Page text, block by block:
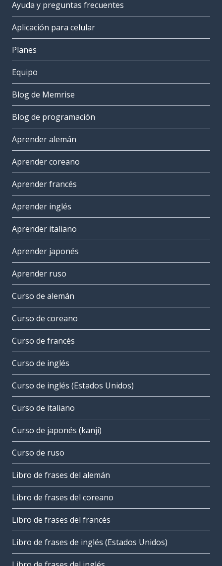
Ayuda y preguntas frecuentes
Aplicación para celular
Planes
Equipo
Blog de Memrise
Blog de programación
Aprender alemán
Aprender coreano
Aprender francés
Aprender inglés
Aprender italiano
Aprender japonés
Aprender ruso
Curso de alemán
Curso de coreano
Curso de francés
Curso de inglés
Curso de inglés (Estados Unidos)
Curso de italiano
Curso de japonés (kanji)
Curso de ruso
Libro de frases del alemán
Libro de frases del coreano
Libro de frases del francés
Libro de frases de inglés (Estados Unidos)